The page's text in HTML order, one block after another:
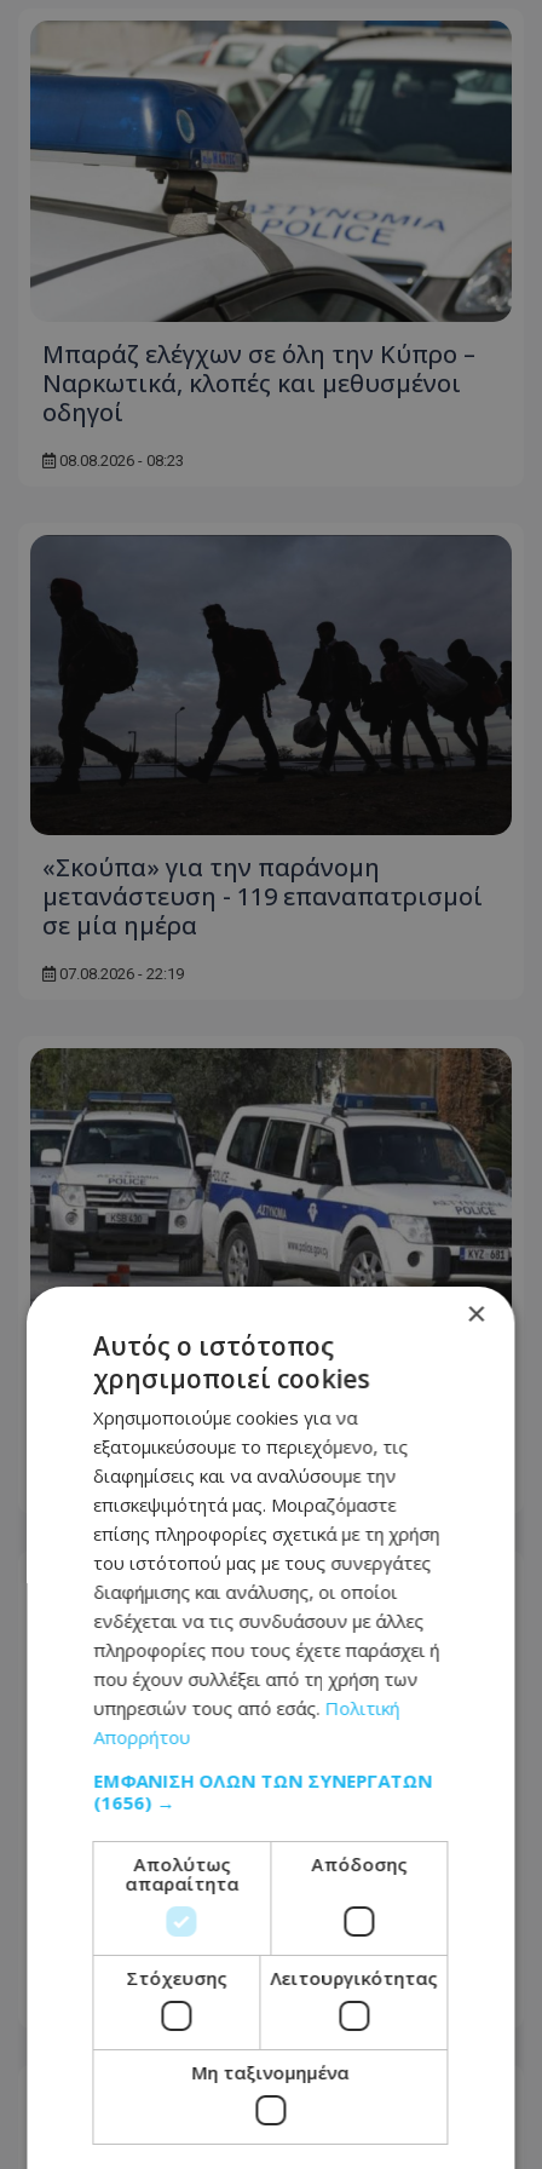
Μπαράζ ελέγχων σε όλη την Κύπρο –
Ναρκωτικά, κλοπές και μεθυσμένοι
οδηγοί
08.08.2026 - 08:23
«Σκούπα» για την παράνομη
μετανάστευση - 119 επαναπατρισμοί
σε μία ημέρα
07.08.2026 - 22:19
Μοναχός ο δράστης της απόπειρας
φόνου - Επιτέθηκε σε δύο άτομα με
αιχμηρό αντικείμενο
07.08.2026 - 20:53
Απόπειρα φόνου: Άγρια επίθεση με
μαχαίρι - Στο Νοσοκομείο δύο άτομα,
πέρασαν χειροπέδες σε 51χρονο
07.08.2026 - 20:26
×
Αυτός ο ιστότοπος
χρησιμοποιεί cookies
Χρησιμοποιούμε cookies για να
εξατομικεύσουμε το περιεχόμενο, τις
διαφημίσεις και να αναλύσουμε την
επισκεψιμότητά μας. Μοιραζόμαστε
επίσης πληροφορίες σχετικά με τη χρήση
του ιστότοπού μας με τους συνεργάτες
διαφήμισης και ανάλυσης, οι οποίοι
ενδέχεται να τις συνδυάσουν με άλλες
πληροφορίες που τους έχετε παράσχει ή
που έχουν συλλέξει από τη χρήση των
υπηρεσιών τους από εσάς. Πολιτική
Απορρήτου
ΕΜΦΆΝΙΣΗ ΌΛΩΝ ΤΩΝ ΣΥΝΕΡΓΑΤΏΝ
(1656) →
Απολύτως
απαραίτητα
Απόδοσης
Στόχευσης Λειτουργικότητας
Μη ταξινομημένα